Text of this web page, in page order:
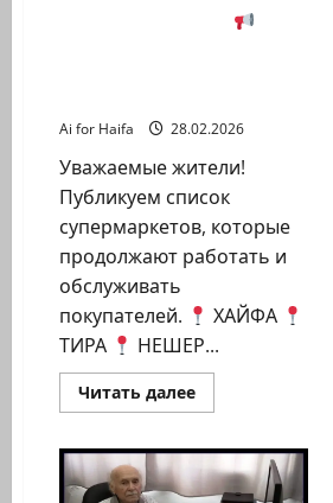
Ai for Haifa 28.02.2026
Уважаемые жители!
Публикуем список
супермаркетов, которые
продолжают работать и
обслуживать
покупателей.
ХАЙФА
ТИРА
НЕШЕР...
Читать далееПрочитать
больше
для
жителей
Хайфы.